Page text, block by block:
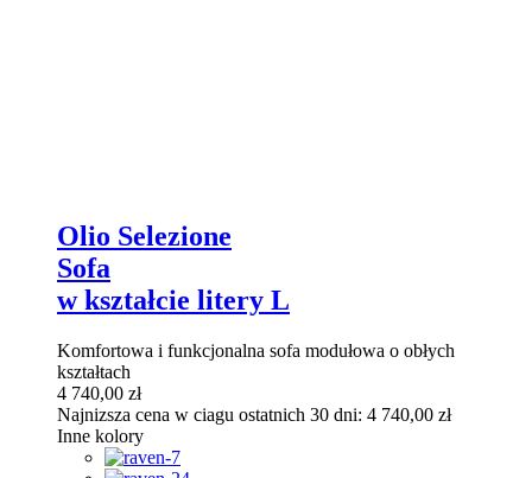
Olio Selezione
Sofa
w kształcie litery L
Komfortowa i funkcjonalna sofa modułowa o obłych
kształtach
4 740,00 zł
Najnizsza cena w ciagu ostatnich 30 dni: 4 740,00 zł
Inne kolory